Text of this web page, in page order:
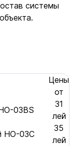
системы
Цены
от
03BS
31
лей
HO-03C
35
лей